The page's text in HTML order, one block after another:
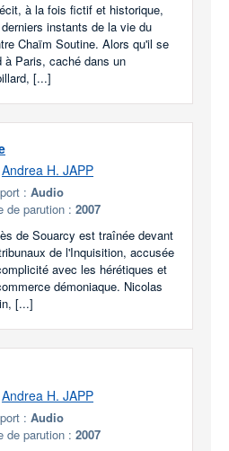
à la fois fictif et historique,
instants de la vie du
Chaïm Soutine. Alors qu'il se
à Paris, caché dans un
[...]
Andrea H. JAPP
: Audio
de parution : 2007
de Souarcy est traînée devant
de l'Inquisition, accusée
avec les hérétiques et
démoniaque. Nicolas
[...]
Andrea H. JAPP
: Audio
de parution : 2007